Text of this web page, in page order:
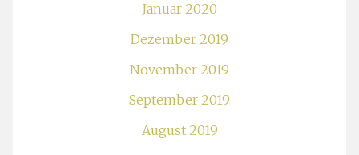
Januar 2020
Dezember 2019
November 2019
September 2019
August 2019